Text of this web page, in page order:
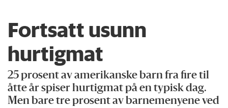
Fortsatt usunn
hurtigmat
25 prosent av amerikanske barn fra fire til
åtte år spiser hurtigmat på en typisk dag.
Men bare tre prosent av barnemenyene ved